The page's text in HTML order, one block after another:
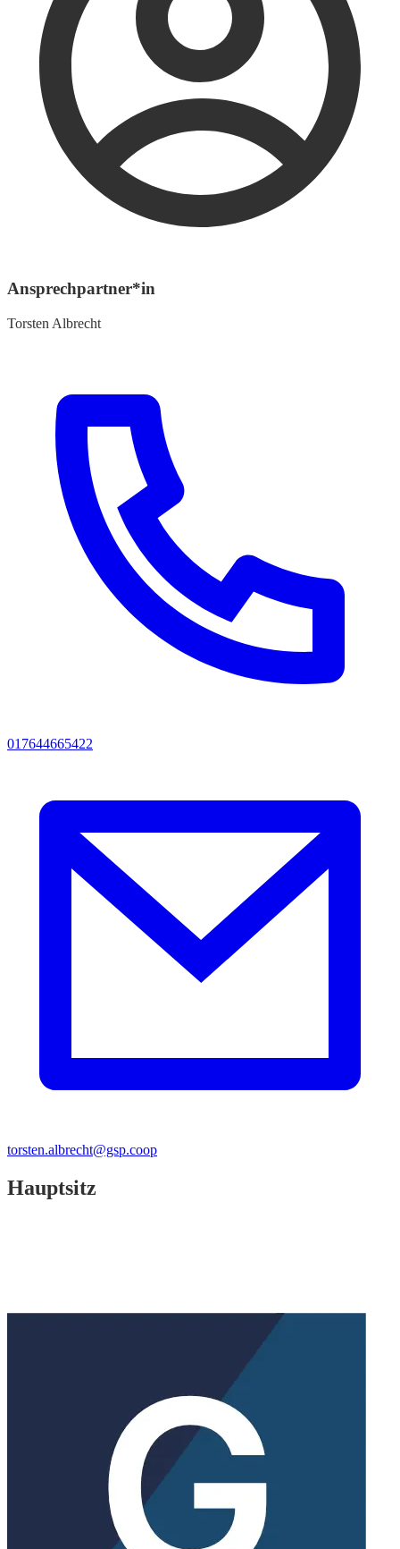
Ansprechpartner*in
Torsten Albrecht
017644665422
torsten.albrecht@gsp.coop
Hauptsitz